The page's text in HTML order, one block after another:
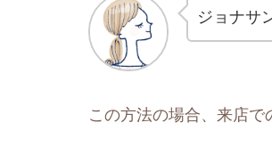
ジョナサ
この方法の場合、来店